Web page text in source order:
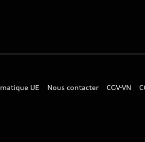
UE Nous contacter CGV-VN